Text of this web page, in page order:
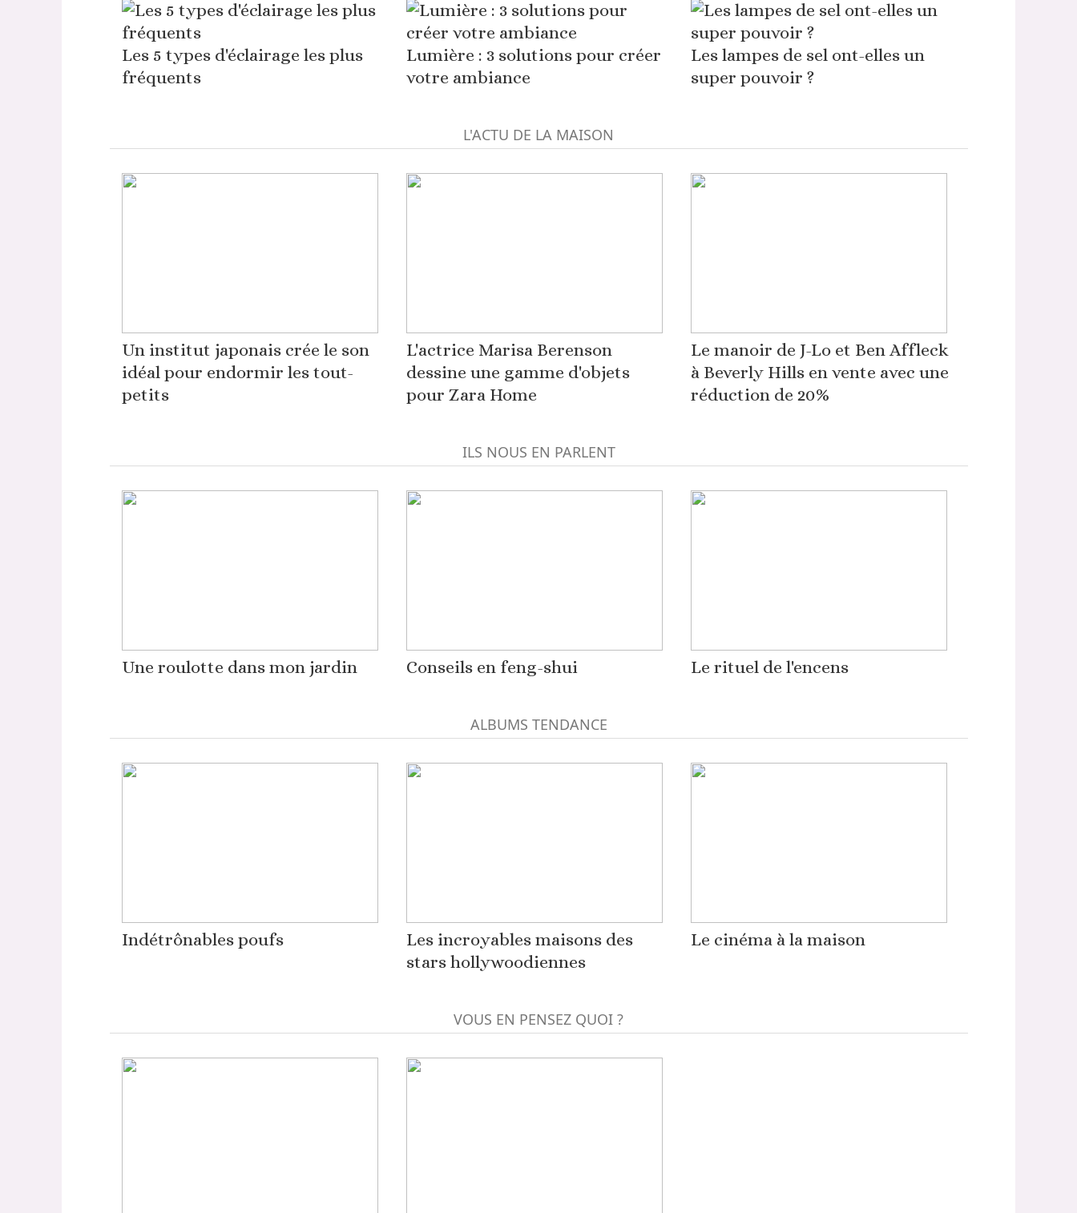
Les 5 types d'éclairage les plus
fréquents
Lumière : 3 solutions pour créer
votre ambiance
Les lampes de sel ont-elles un
super pouvoir ?
L'ACTU DE LA MAISON
Un institut japonais crée le son
idéal pour endormir les tout-
petits
L'actrice Marisa Berenson
dessine une gamme d'objets
pour Zara Home
Le manoir de J-Lo et Ben Affleck
à Beverly Hills en vente avec une
réduction de 20%
ILS NOUS EN PARLENT
Une roulotte dans mon jardin Conseils en feng-shui Le rituel de l'encens
ALBUMS TENDANCE
Indétrônables poufs
Les incroyables maisons des
stars hollywoodiennes
Le cinéma à la maison
VOUS EN PENSEZ QUOI ?